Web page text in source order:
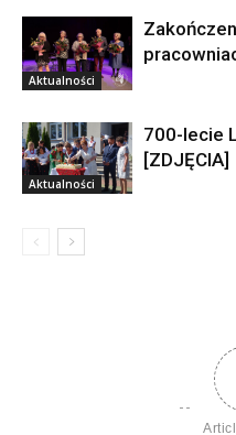
Aktualności
Aktualności
700-lecie
[ZDJĘCIA]